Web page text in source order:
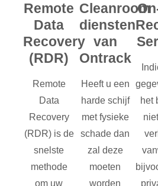
Remote
Data
Recovery
(RDR)
Remote
Data
Recovery
(RDR) is de
snelste
methode
om uw
Cleanroom
diensten
van
Ontrack
Heeft u een
harde schijf
met fysieke
schade dan
zal deze
moeten
worden
het